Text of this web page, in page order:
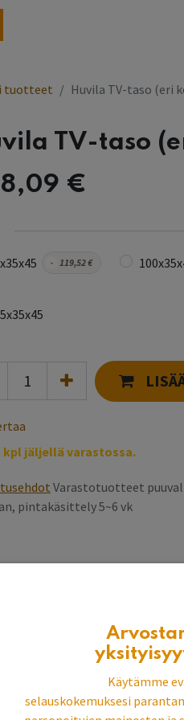
tuotteet Huvila TV-taso (eri
TV-taso
€
- 119,52€
kpl jäljellä varastossa.
Varastotuotteet
pintakäsittely 5~6 vk
alle, kenkähyllyköksi jne.
Käytämme
selauskokemuksesi